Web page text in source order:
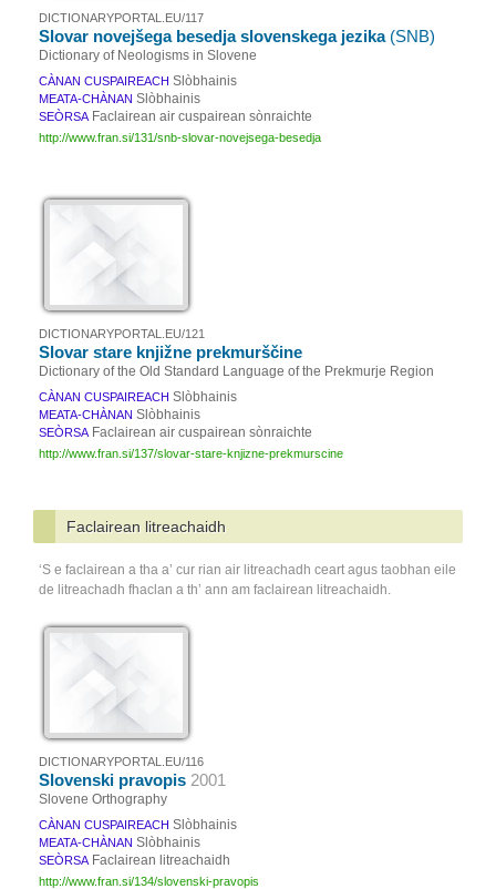
DICTIONARYPORTAL.EU/117
Slovar novejšega besedja slovenskega jezika (SNB)
Dictionary of Neologisms in Slovene
CÀNAN CUSPAIREACH Slòbhainis
MEATA-CHÀNAN Slòbhainis
SEÒRSA Faclairean air cuspairean sònraichte
http://www.fran.si/131/snb-slovar-novejsega-besedja
DICTIONARYPORTAL.EU/121
Slovar stare knjižne prekmurščine
Dictionary of the Old Standard Language of the Prekmurje Region
CÀNAN CUSPAIREACH Slòbhainis
MEATA-CHÀNAN Slòbhainis
SEÒRSA Faclairean air cuspairean sònraichte
http://www.fran.si/137/slovar-stare-knjizne-prekmurscine
Faclairean litreachaidh
‘S e faclairean a tha a’ cur rian air litreachadh ceart agus taobhan eile
de litreachadh fhaclan a th’ ann am faclairean litreachaidh.
DICTIONARYPORTAL.EU/116
Slovenski pravopis 2001
Slovene Orthography
CÀNAN CUSPAIREACH Slòbhainis
MEATA-CHÀNAN Slòbhainis
SEÒRSA Faclairean litreachaidh
http://www.fran.si/134/slovenski-pravopis